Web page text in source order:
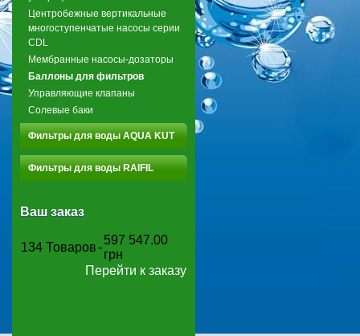
Центробежные вертикальные
многоступенчатые насосы серии
CDL
Мембранные насосы-дозаторы
Баллоны для фильтров
Управляющие клапаны
Солевые баки
Фильтры для воды AQUA KUT
Фильтры для воды RAIFIL
Ваш заказ
134 Товаров-
597 547.00
грн
Перейти к заказу